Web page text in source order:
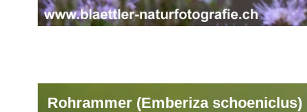
Rohrammer (Emberiza schoeniclus)